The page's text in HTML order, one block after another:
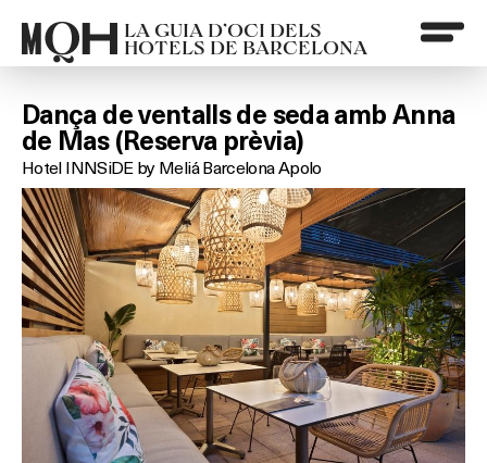
LA GUIA D’OCI DELS
HOTELS DE BARCELONA
Dança de ventalls de seda amb Anna
de Mas (Reserva prèvia)
Hotel INNSiDE by Meliá Barcelona Apolo